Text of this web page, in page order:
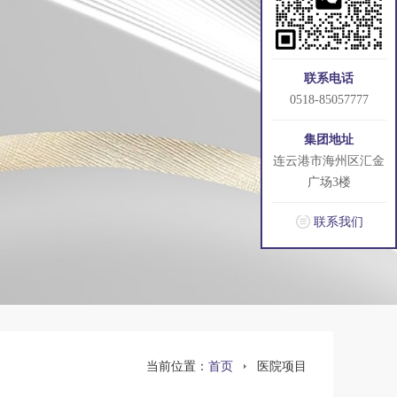
当前位置： 首页 医院项目
联系电话
0518-85057777
集团地址
连云港市海州区汇金
广场3楼
联系我们